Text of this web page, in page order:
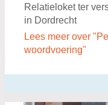
Relatieloket ter
in Dordrecht
Lees meer over
woordvoering"